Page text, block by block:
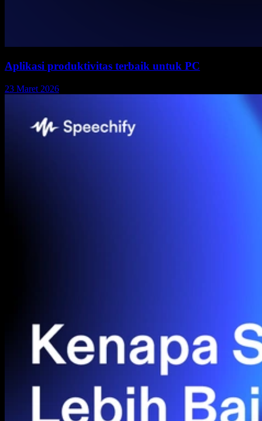
Aplikasi produktivitas terbaik untuk PC
23 Maret 2026